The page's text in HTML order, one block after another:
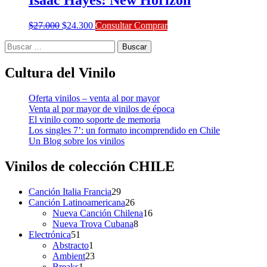
$27.000 El
$27.000.
$24.300El
$24.300.
Consultar Comprar
Buscar:
Cultura del Vinilo
Oferta vinilos – venta al por mayor
Venta al por mayor de vinilos de época
El vinilo como soporte de memoria
Los singles 7’: un formato incomprendido en Chile
Un Blog sobre los vinilos
Vinilos de colección CHILE
Canción Italia Francia2929
productos
Canción Latinoamericana2626
productos
Nueva Canción Chilena1616
Nueva Trova Cubana88
Electrónica51
productos
Abstracto1
producto
Ambient2323